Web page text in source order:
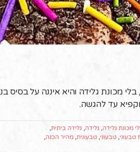
שמכינים בבית מ- 2 מרכיבים בלבד, בלי מכונת גלידה והיא איננה
עד להגשה.
מכונת גלידה, גלידה, גלידה ביתית,
טבעוני, טבעוני, טבעונית, מהיר הכנה,